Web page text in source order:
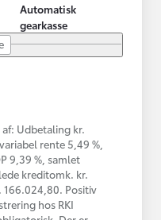
Automatisk
gearkasse
Udbetaling kr.
rente 5,49 %,
9,39 %, samlet
kreditomk. kr.
166.024,80. Positiv
hos RKI